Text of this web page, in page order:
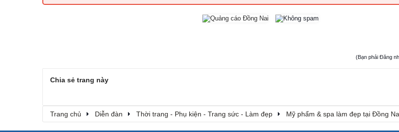
(Bạn phải Đăng
Chia sẻ trang này
Trang chủ Diễn đàn Thời trang - Phụ kiện - Trang sức - Làm đẹp Mỹ phẩm & spa làm đẹp tại Đồng